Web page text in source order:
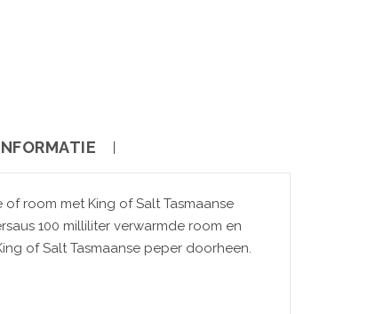
room met King of Salt Tasmaanse
of Salt Tasmaanse peper doorheen.